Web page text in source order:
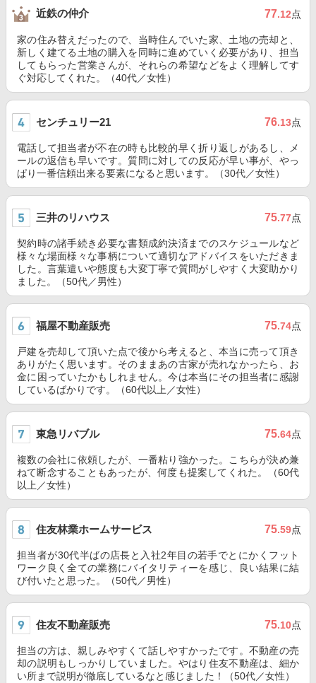
近鉄の仲介 77.12点
家の住み替えだったので、当時住んでいた家、土地の売却と、
新しく建てる土地の購入を同時に進めていく必要があり、担当
してもらった営業さんが、それらの希望などをよく理解してす
ぐ対応してくれた。（40代／女性）
センチュリー21 76.13点
電話して担当者が不在の時も比較的早く折り返しがあるし、メ
ールの返信も早いです。質問に対しての反応が早い事が、やっ
ぱり一番信頼出来る要素になると思います。（30代／女性）
三井のリハウス 75.77点
契約時の諸手続き必要な書類成約決済までのスケジュールなど
様々な場面様々な事柄について適切なアドバイスをいただきま
した。言葉遣いや態度も大変丁寧で質問がしやすく大変助かり
ました。（50代／男性）
福屋不動産販売 75.74点
戸建を売却して頂いた点で後から考えると、本当に売って頂き
ありがたく思います。そのままあの古家が売れなかったら、お
金に困っていたかもしれません。今は本当にその担当者に感謝
しているばかりです。（60代以上／女性）
東急リバブル 75.64点
複数の会社に依頼したが、一番粘り強かった。こちらが決め兼
ねて断念することもあったが、何度も提案してくれた。（60代
以上／女性）
住友林業ホームサービス 75.59点
担当者が30代半ばの店長と入社2年目の若手でとにかくフット
ワーク良く全ての業務にバイタリティーを感じ、良い結果に結
び付いたと思った。（50代／男性）
住友不動産販売 75.10点
担当の方は、親しみやすくて話しやすかったです。不動産の売
却の説明もしっかりしていました。やはり住友不動産は、細か
い所まで説明が徹底しているなと感じました！（50代／女性）